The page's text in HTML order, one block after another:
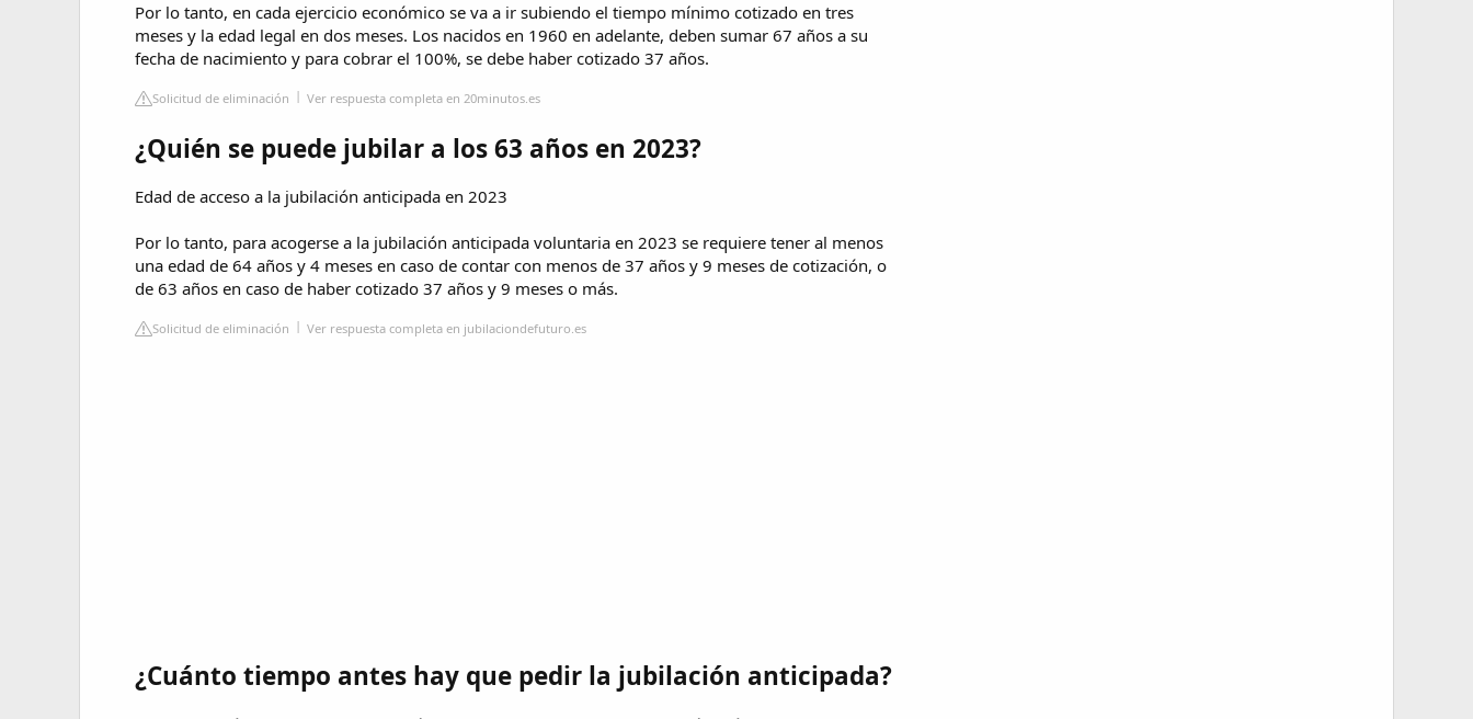
Por lo tanto, en cada ejercicio económico se va a ir subiendo el tiempo mínimo cotizado en tres
meses y la edad legal en dos meses. Los nacidos en 1960 en adelante, deben sumar 67 años a su
fecha de nacimiento y para cobrar el 100%, se debe haber cotizado 37 años.
Solicitud de eliminación Ver respuesta completa en 20minutos.es
¿Quién se puede jubilar a los 63 años en 2023?
Edad de acceso a la jubilación anticipada en 2023
Por lo tanto, para acogerse a la jubilación anticipada voluntaria en 2023 se requiere tener al menos
una edad de 64 años y 4 meses en caso de contar con menos de 37 años y 9 meses de cotización, o
de 63 años en caso de haber cotizado 37 años y 9 meses o más.
Solicitud de eliminación Ver respuesta completa en jubilaciondefuturo.es
¿Cuánto tiempo antes hay que pedir la jubilación anticipada?